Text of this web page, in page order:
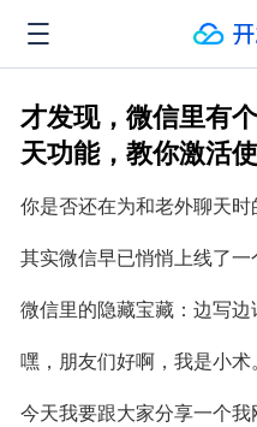
才发现，微信里有
天功能，教你激活
你是否还在为和老外聊天时
其实微信早已悄悄上线了一
微信里的隐藏宝藏：边写边
嘿，朋友们好啊，我是小术。
今天我要跟大家分享一个